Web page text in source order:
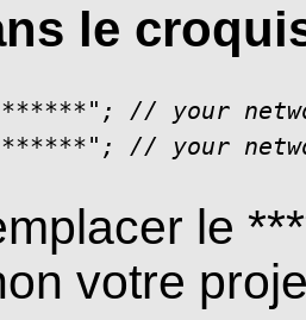
le
// your
le
votre